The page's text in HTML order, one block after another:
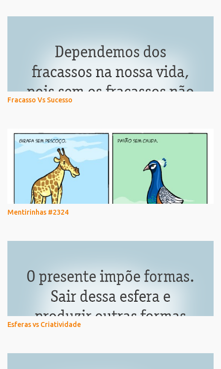
Fracasso Vs Sucesso
Mentirinhas #2324
Esferas vs Criatividade